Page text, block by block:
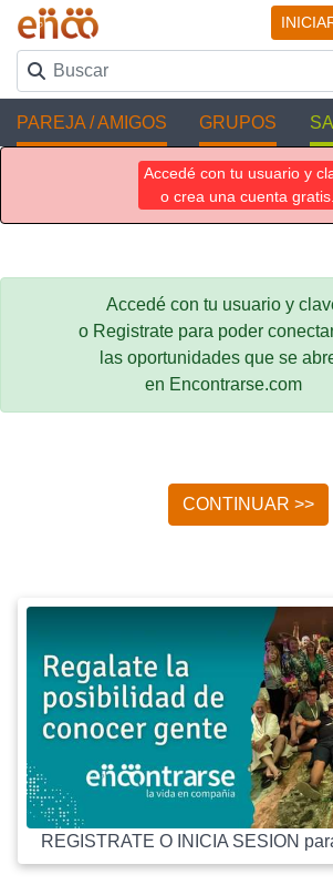
PAREJA / AMIGOS GRUPOS
Accedé con tu usuario y
o crea una cuenta gratis.
Accedé con tu usuario y
o Registrate para poder
las oportunidades que se
en Encontrarse.com
CONTINUAR >>
REGISTRATE O INICIA SESION